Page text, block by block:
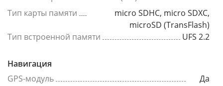
Тип карты памяти
micro SDHC, micro SDXC,
microSD (TransFlash)
Тип встроенной памяти
UFS 2.2
Навигация
GPS-модуль
Да